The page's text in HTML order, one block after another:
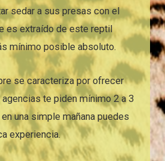
sedar a sus presas con el
es extraído de este reptil
mínimo posible absoluto.
se caracteriza por ofrecer
te piden mínimo 2 a 3
una simple mañana puedes
experiencia.